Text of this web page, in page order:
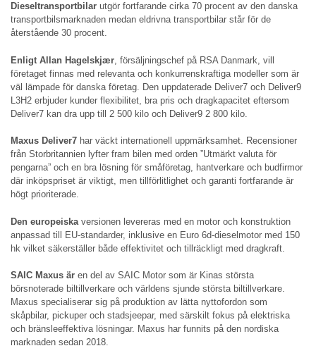
Dieseltransportbilar utgör fortfarande cirka 70 procent av den danska
transportbilsmarknaden medan eldrivna transportbilar står för de
återstående 30 procent.
Enligt Allan Hagelskjær , försäljningschef på RSA Danmark, vill
företaget finnas med relevanta och konkurrenskraftiga modeller som är
väl lämpade för danska företag. Den uppdaterade Deliver7 och Deliver9
L3H2 erbjuder kunder flexibilitet, bra pris och dragkapacitet eftersom
Deliver7 kan dra upp till 2 500 kilo och Deliver9 2 800 kilo.
Maxus Deliver7 har väckt internationell uppmärksamhet. Recensioner
från Storbritannien lyfter fram bilen med orden ”Utmärkt valuta för
pengarna” och en bra lösning för småföretag, hantverkare och budfirmor
där inköpspriset är viktigt, men tillförlitlighet och garanti fortfarande är
högt prioriterade.
Den europeiska versionen levereras med en motor och konstruktion
anpassad till EU-standarder, inklusive en Euro 6d-dieselmotor med 150
hk vilket säkerställer både effektivitet och tillräckligt med dragkraft.
SAIC Maxus är en del av SAIC Motor som är Kinas största
börsnoterade biltillverkare och världens sjunde största biltillverkare.
Maxus specialiserar sig på produktion av lätta nyttofordon som
skåpbilar, pickuper och stadsjeepar, med särskilt fokus på elektriska
och bränsleeffektiva lösningar. Maxus har funnits på den nordiska
marknaden sedan 2018.